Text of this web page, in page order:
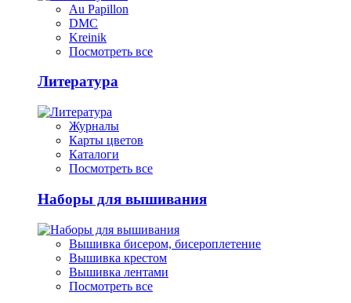
Au Papillon
DMC
Kreinik
Посмотреть все
Литература
Журналы
Карты цветов
Каталоги
Посмотреть все
Наборы для вышивания
Вышивка бисером, бисероплетение
Вышивка крестом
Вышивка лентами
Посмотреть все